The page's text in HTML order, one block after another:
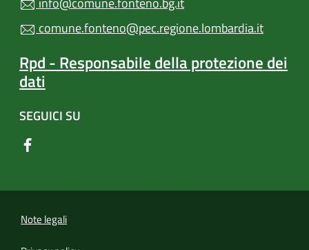
comune.fonteno@pec.regione.lombardia.it
Rpd - Responsabile della protezione dei
dati
SEGUICI SU
Note legali